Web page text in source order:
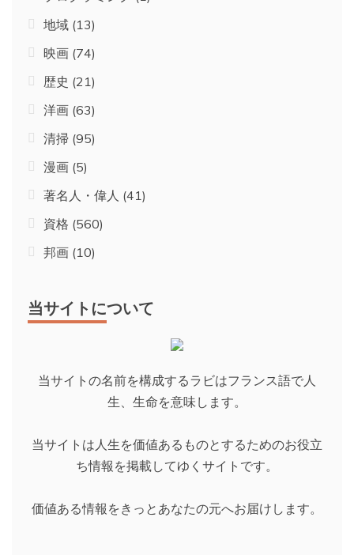
地域 (13)
映画 (74)
歴史 (21)
洋画 (63)
清掃 (95)
漫画 (5)
著名人・偉人 (41)
資格 (560)
邦画 (10)
当サイトについて
当サイトの名前を構成するラビはフランス語で人
生、生命を意味します。
当サイトは人生を価値あるものとするためのお役立
ち情報を掲載してゆくサイトです。
価値ある情報をきっとあなたの元へお届けします。